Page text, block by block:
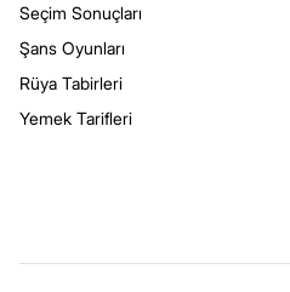
Seçim Sonuçları
Şans Oyunları
Rüya Tabirleri
Yemek Tarifleri